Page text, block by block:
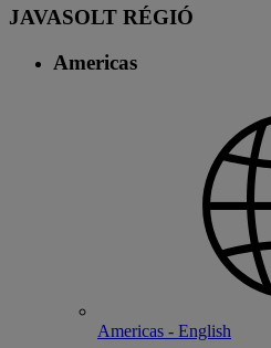
JAVASOLT RÉGIÓ
Americas
Americas - English